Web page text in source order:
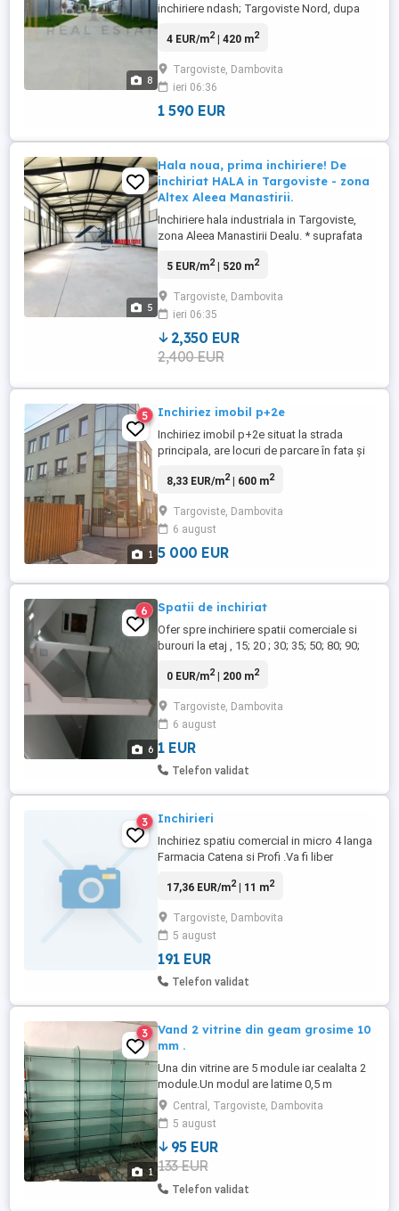
8
inchiriere ndash; Targoviste Nord, dupa
depozitare, productie sau logistica. Acces
inaltime mare si doua rampe de acces
pentru incarcare descarcare rapida. Hala
permite lucru cu ...
4 EUR/m2| 420 m2
Targoviste, Dambovita
ieri 06:36
1 590 EUR
5
Hala noua, prima inchiriere! De
inchiriat HALA in Targoviste - zona
Altex Aleea Manastirii.
Inchiriere hala industriala in Targoviste,
zona Aleea Manastirii Dealu. * suprafata
birouri. * usa pietonala + 2 usi sectionale
posibilitatea parcare si acces camion. *
grupuri sanitare cu apa si fosa septica. ...
5 EUR/m2| 520 m2
Targoviste, Dambovita
ieri 06:35
2,350 EUR
2,400 EUR
1
5 Inchiriez imobil p+2e
Inchiriez imobil p+2e situat la strada
principala, are locuri de parcare în fata și
functionarii.
8,33 EUR/m2| 600 m2
Targoviste, Dambovita
6 august
5 000 EUR
6
6 Spatii de inchiriat
Ofer spre inchiriere spatii comerciale si
burouri la etaj , 15; 20 ; 30; 35; 50; 80; 90;
Campulung, nr 96
0 EUR/m2| 200 m2
Targoviste, Dambovita
6 august
1 EUR
Telefon validat
3 Inchirieri
Inchiriez spatiu comercial in micro 4 langa
Farmacia Catena si Profi .Va fi liber
17,36 EUR/m2| 11 m2
Targoviste, Dambovita
5 august
191 EUR
Telefon validat
1
3
Vand 2 vitrine din geam grosime 10
mm .
Una din vitrine are 5 module iar cealalta 2
module.Un modul are latime 0,5 m
,inaltime 2,1 m;etajerele sunt in numar de 7
si la distanta de 0,32 m una de cealalta.
Central, Targoviste, Dambovita
5 august
95 EUR
133 EUR
Telefon validat